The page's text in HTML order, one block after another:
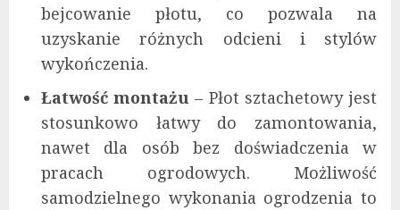
bejcowanie płotu, co pozwala na
uzyskanie różnych odcieni i stylów
wykończenia.
Łatwość montażu – Płot sztachetowy jest
stosunkowo łatwy do zamontowania,
nawet dla osób bez doświadczenia w
pracach ogrodowych. Możliwość
samodzielnego wykonania ogrodzenia to